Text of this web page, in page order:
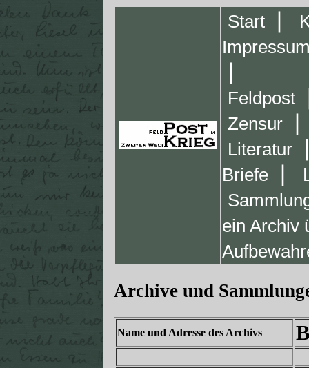
Start
Feldpost
Zensur
Literatur
Briefe
ein Archiv
Archive und
Name und Adresse des Archivs